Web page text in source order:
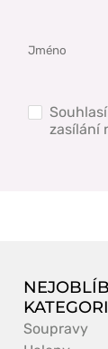
zasílání
Soupravy